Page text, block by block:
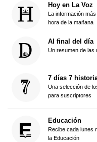
Hoy en La Voz
La información
hora de la mañana
Al final del día
Un resumen de las
7 días 7
Una selección de
para suscriptores
Educación
Recibe cada lunes
la Educación